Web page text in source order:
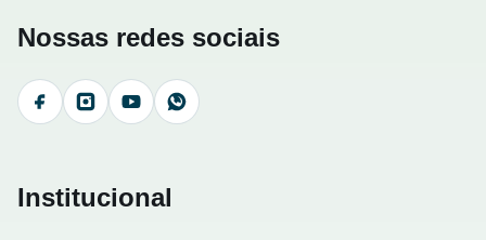
Nossas redes sociais
FacebookInstagramYouTubeWhatsApp
Institucional